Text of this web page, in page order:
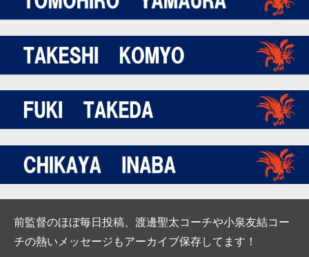
前監督のほぼ毎日投稿、渡邊聖太コーチや小泉友結コー
チの熱いメッセージもアーカイブ保存してます！